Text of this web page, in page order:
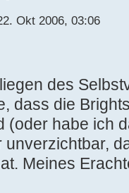
Okt 2006, 03:06
des
dass die
(oder habe ich
Meines